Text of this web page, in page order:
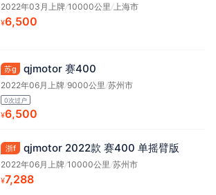
2022年03月上牌/10000公里 /上海市
¥6,500
苏g qjmotor 赛400
2022年06月上牌/9000公里 /苏州市
0次过户
¥6,500
浙f qjmotor 2022款 赛400 单摇臂版
2022年06月上牌/10000公里 /苏州市
¥7,288